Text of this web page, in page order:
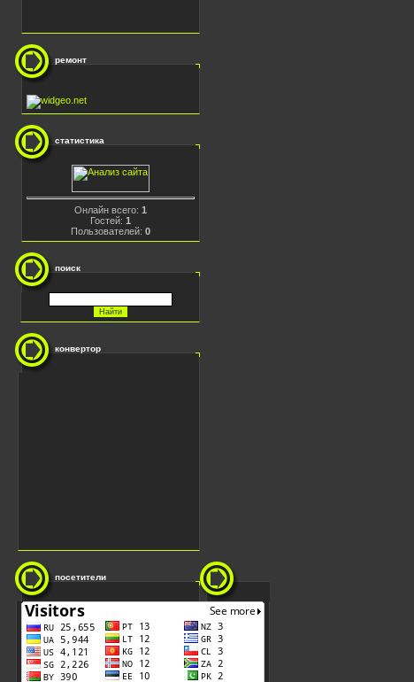
ремонт
статистика
Онлайн всего: 1
Гостей: 1
Пользователей: 0
поиск
конвертор
посетители